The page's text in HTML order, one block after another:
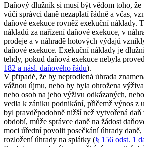
Daňový dlužník si musí být vědom toho, že
vůči správci daně nezaplatí řádně a včas,
daňové exekuce rovněž exekuční náklady.
nákladů za nařízení daňové exekuce, v
prodeje a v náhradě hotových výdajů
daňové exekuce. Exekuční náklady je
tehdy, pokud daňová exekuce nebyla
182 a násl. daňového řádu).
V případě, že by neprodlená úhrada
vážnou újmu, nebo by byla ohrožena
nebo osob na jeho výživu odkázaných,
vedla k zániku podnikání, přičemž výnos z
byl pravděpodobně nižší než vytvořená
období, může správce daně na žádost
moci úřední povolit posečkání úhrady
rozložení úhrady na splátky (§ 156 odst. 1